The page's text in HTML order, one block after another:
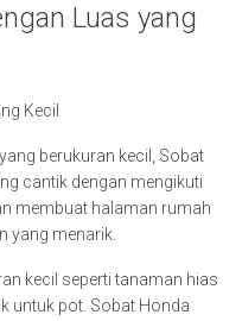
Luas yang
berukuran kecil, Sobat
cantik dengan mengikuti
membuat halaman rumah
yang menarik.
kecil seperti tanaman hias
untuk pot. Sobat Honda